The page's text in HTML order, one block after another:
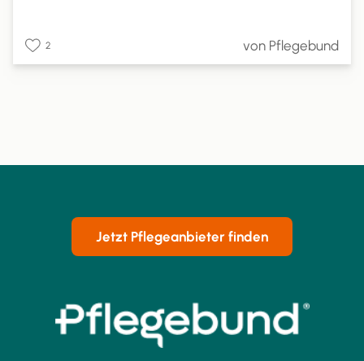
können, wie hoch Ihr Anspruch ist und wie Sie die
Pflegesachleistungen beantragen können.
2 von Pflegebund
Jetzt Pflegeanbieter finden